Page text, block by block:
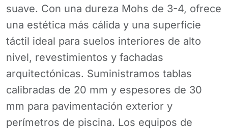
suave. Con una dureza Mohs de 3-4, ofrece
una estética más cálida y una superficie
táctil ideal para suelos interiores de alto
nivel, revestimientos y fachadas
arquitectónicas. Suministramos tablas
calibradas de 20 mm y espesores de 30
mm para pavimentación exterior y
perímetros de piscina. Los equipos de